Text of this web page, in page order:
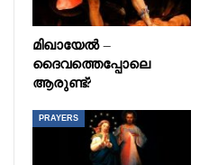
മിഖായേൽ –
ദൈവത്തെപ്പോലെ
ആരുണ്ട്?
PRAYERS